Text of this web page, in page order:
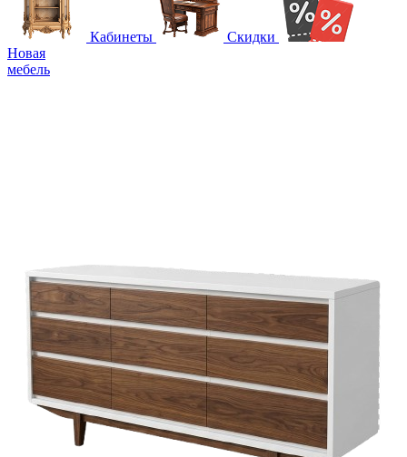
Кабинеты
Скидки
Новая
мебель